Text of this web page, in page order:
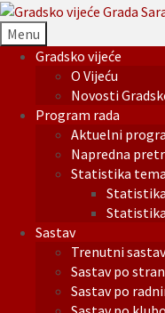
Menu
Gradsko vijeće
O Vijeću
Novosti
Program rada
Aktuelni
Napredna
Statistika tema
Sastav
Trenutni sastav
Sastav po
Sastav po